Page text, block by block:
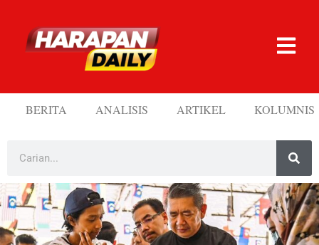
BERITA ANALISIS ARTIKEL KOLUMNIS